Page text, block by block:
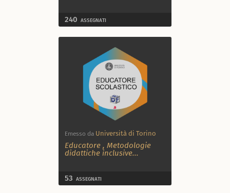
240 ASSEGNATI
Emesso da Università di Torino
Educatore , Metodologie
didattiche inclusive...
53 ASSEGNATI